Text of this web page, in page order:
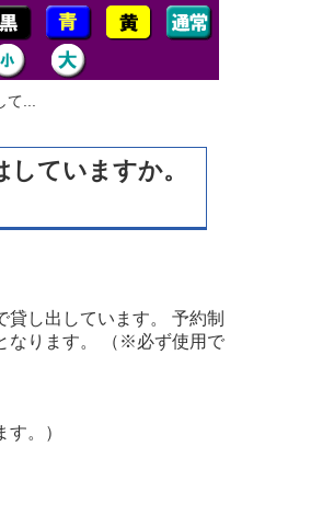
て...
ていますか。
し出しています。 予約制
なります。 （※必ず使用で
。）